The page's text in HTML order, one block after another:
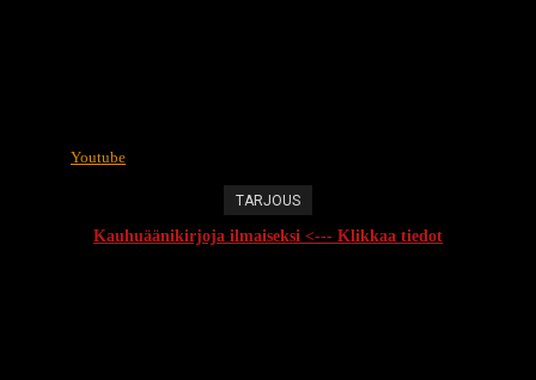
Youtube
TARJOUS
Kauhuäänikirjoja ilmaiseksi <--- Klikkaa tiedot